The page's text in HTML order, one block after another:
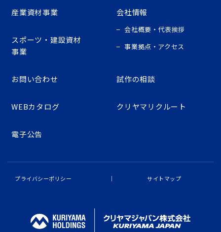
産業資材事業
スポーツ・建設資材
事業
会社情報
会社概要・代表挨拶
事業拠点・アクセス
お問い合わせ 試作の相談
WEBカタログ クリヤマリクルート
電子公告
プライバシーポリシー サイトマップ